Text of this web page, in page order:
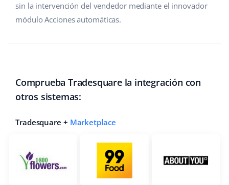
sin la intervención del vendedor mediante el innovador
módulo Acciones automáticas.
Comprueba Tradesquare la integración con
otros sistemas:
Tradesquare + Marketplace